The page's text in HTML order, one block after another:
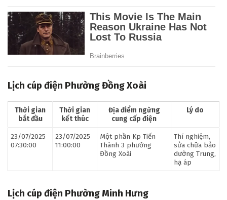
Lịch cúp điện Phường Đồng Xoài
Thời gian
bắt đầu
Thời gian
kết thúc
Địa điểm ngừng
cung cấp điện
Lý do
23/07/2025
07:30:00
23/07/2025
11:00:00
Một phần Kp Tiến
Thành 3 phường
Đồng Xoài
Thí nghiệm,
sửa chữa bảo
dưỡng Trung,
hạ áp
Lịch cúp điện Phường Minh Hưng